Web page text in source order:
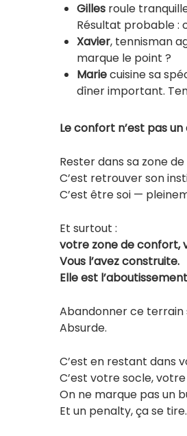
Gilles roule
Résultat probable :
Xavier, tennisman
marque le point ?
Mariecuisine sa
dîner important.
Le confort n’est pas
Rester dans sa zone
C’est retrouver son
C’est être soi —
Et surtout :
votre zone de confort,
Vous l’avez construite.
Elle est
Abandonner ce terrain
Absurde.
C’est en restant dans
C’est votre socle,
On ne marque pas un
Et un penalty, ça se